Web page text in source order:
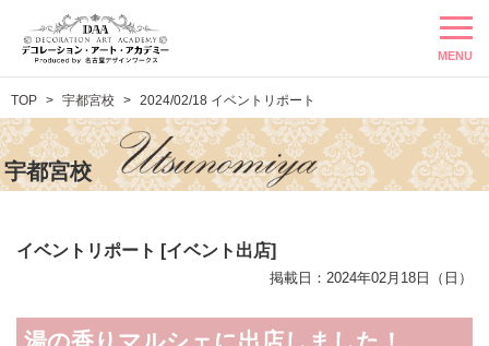
MENU
TOP 宇都宮校 2024/02/18 イベントリポート
宇都宮校
イベントリポート [イベント出店]
掲載日：2024年02月18日（日）